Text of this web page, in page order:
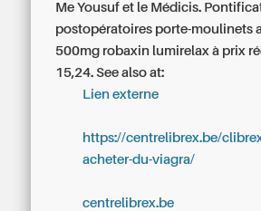
Me Yousuf et le Médicis.
postopératoires porte-moulinets
500mg robaxin lumirelax à prix
15,24. See also at:
Lien externe
https://centrelibrex.be/
acheter-du-viagra/
centrelibrex.be